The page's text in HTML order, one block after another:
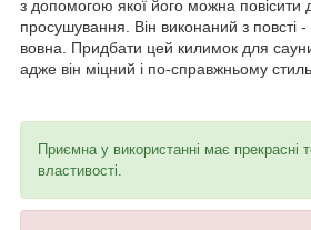
з допомогою якої його можна повісити
просушування. Він виконаний з повсті
вовна. Придбати цей килимок для
адже він міцний і по-справжньому
Приємна у використанні має прекрасні
властивості.